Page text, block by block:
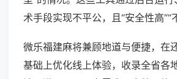
术手段实现不平公，且“安全性高”“
微乐福建麻将兼顾地道与便捷，在
基础上优化线上体验，收录全省各